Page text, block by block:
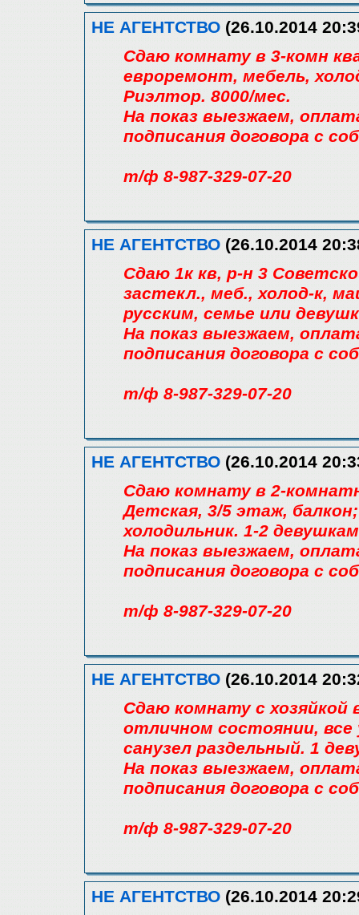
НЕ АГЕНТСТВО (26.10.2014
Сдаю комнату в 3-комн
евроремонт, мебель,
Риэлтор. 8000/мес.
На показ выезжаем,
подписания договора с
т/ф 8-987-329-07-20
НЕ АГЕНТСТВО (26.10.2014
Сдаю 1к кв, р-н 3
застекл., меб., холод-к,
русским, семье или
На показ выезжаем,
подписания договора с
т/ф 8-987-329-07-20
НЕ АГЕНТСТВО (26.10.2014
Сдаю комнату в 2-
Детская, 3/5 этаж,
холодильник. 1-2
На показ выезжаем,
подписания договора с
т/ф 8-987-329-07-20
НЕ АГЕНТСТВО (26.10.2014
Сдаю комнату с хозяйкой
отличном состоянии, все
санузел раздельный. 1
На показ выезжаем,
подписания договора с
т/ф 8-987-329-07-20
НЕ АГЕНТСТВО (26.10.2014